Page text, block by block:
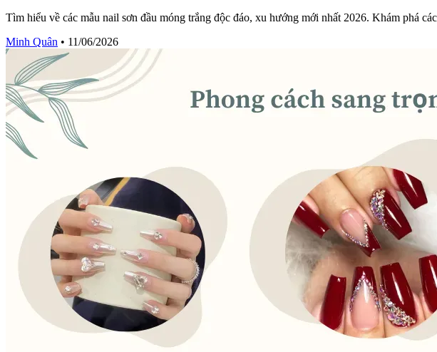
Tìm hiểu về các mẫu nail sơn đầu móng trắng độc đáo, xu hướng mới nhất 2026. Khám phá
Minh Quân • 11/06/2026